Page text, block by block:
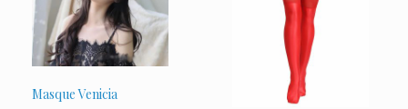
Masque Venicia